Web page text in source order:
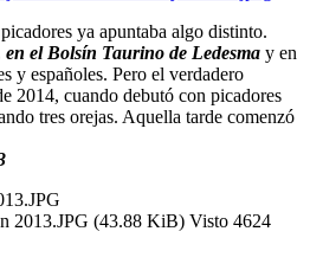
ya apuntaba algo distinto.
el Bolsín Taurino de Ledesma y en
y españoles. Pero el verdadero
2014, cuando debutó con picadores
tres orejas. Aquella tarde comenzó
2013.JPG (43.88 KiB) Visto 4624